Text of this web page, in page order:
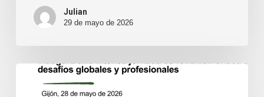
Julian
29 de mayo de 2026